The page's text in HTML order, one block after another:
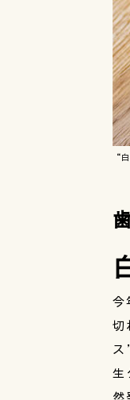
“
今
切
ス
生